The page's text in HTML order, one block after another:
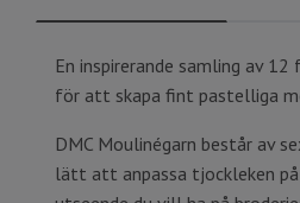
En inspirerande samling av 12
för att skapa fint pastelliga
DMC Moulinégarn består av
lätt att anpassa tjockleken